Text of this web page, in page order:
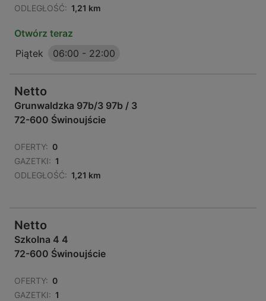
ODLEGŁOŚĆ: 1,21 km
Otwórz teraz
Piątek
06:00 - 22:00
Netto
Grunwaldzka 97b/3 97b / 3
72-600 Świnoujście
OFERTY: 0
GAZETKI: 1
ODLEGŁOŚĆ: 1,21 km
Netto
Szkolna 4 4
72-600 Świnoujście
OFERTY: 0
GAZETKI: 1